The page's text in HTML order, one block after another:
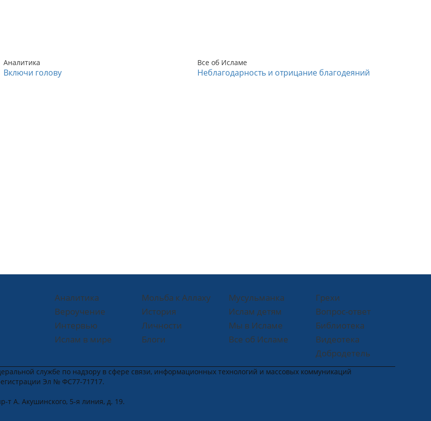
Аналитика
Включи голову
Все об Исламе
Неблагодарность и отрицание благодеяний
Аналитика
Вероучение
Интервью
Ислам в мире
Мольба к Аллаху
История
Личности
Блоги
Мусульманка
Ислам детям
Мы в Исламе
Все об Исламе
Грехи
Вопрос-ответ
Библиотека
Видеотека
Добродетель
службе по надзору в сфере связи, информационных технологий и массовых коммуникаций
Эл № ФС77-71717.
т А. Акушинского, 5-я линия, д. 19.